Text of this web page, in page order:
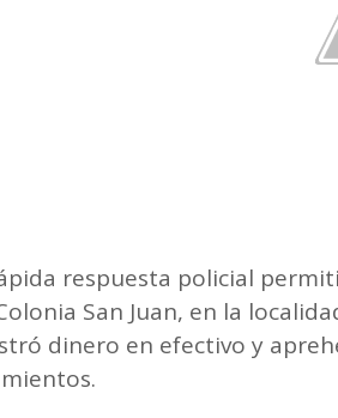
respuesta policial
San Juan, en la
dinero en efectivo y